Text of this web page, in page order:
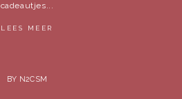
cadeautjes...
LEES MEER
BY N2CSM